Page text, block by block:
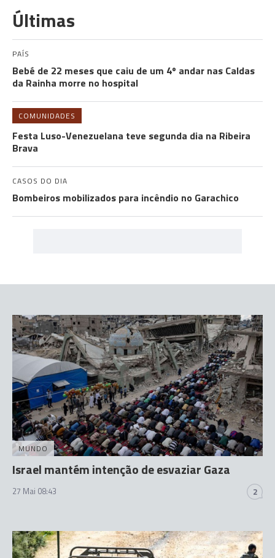
Últimas
PAÍS
Bebé de 22 meses que caiu de um 4º andar nas Caldas
da Rainha morre no hospital
COMUNIDADES
Festa Luso-Venezuelana teve segunda dia na Ribeira
Brava
CASOS DO DIA
Bombeiros mobilizados para incêndio no Garachico
MUNDO
Israel mantém intenção de esvaziar Gaza
27 Mai 08:43 2